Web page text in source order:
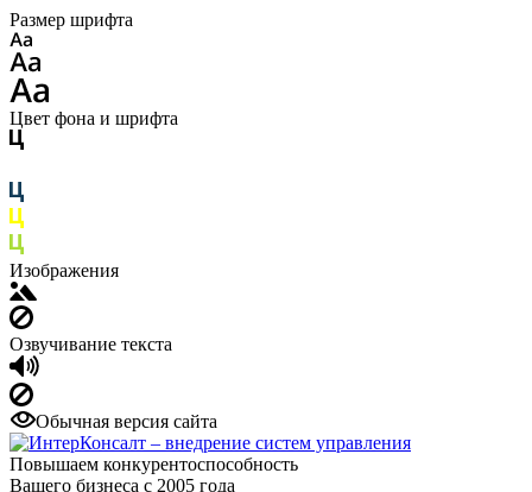
Размер шрифта
Цвет фона и шрифта
Изображения
Озвучивание текста
Обычная версия сайта
Повышаем конкурентоспособность
Вашего бизнеса с 2005 года